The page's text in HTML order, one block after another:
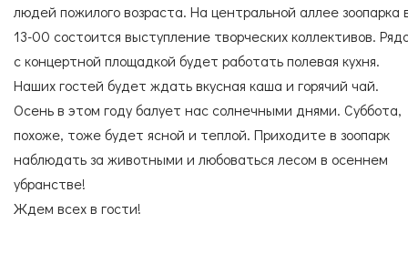
НАШИ ДРУЗЬЯ
людей пожилого возраста. На центральной аллее зоопарка
13-00 состоится выступление творческих коллективов.
с концертной площадкой будет работать полевая кухня.
Наших гостей будет ждать вкусная каша и горячий чай.
Осень в этом году балует нас солнечными днями. Суббота,
похоже, тоже будет ясной и теплой. Приходите в зоопарк
наблюдать за животными и любоваться лесом в осеннем
убранстве!
Ждем всех в гости!